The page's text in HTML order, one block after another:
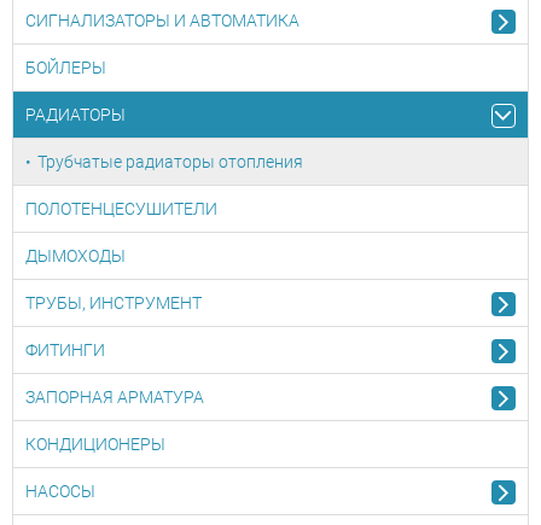
СИГНАЛИЗАТОРЫ И АВТОМАТИКА
БОЙЛЕРЫ
РАДИАТОРЫ
Трубчатые радиаторы отопления
ПОЛОТЕНЦЕСУШИТЕЛИ
ДЫМОХОДЫ
ТРУБЫ, ИНСТРУМЕНТ
ФИТИНГИ
ЗАПОРНАЯ АРМАТУРА
КОНДИЦИОНЕРЫ
НАСОСЫ